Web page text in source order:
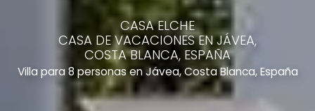
CASA ELCHE
CASA DE VACACIONES EN JÁVEA,
COSTA BLANCA, ESPAÑA
Villa para 8 personas en Jávea, Costa Blanca, España